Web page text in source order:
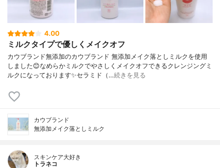
4.00
ミルクタイプで優しくメイクオフ
カウブランド無添加のカウブランド 無添加メイク落としミルクを使用
しました😊なめらかミルクでやさしくメイクオフできるクレンジングミ
ルクになっております✨セラミド（…続きを見る
カウブランド
無添加メイク落としミルク
スキンケア大好き
トラネコ